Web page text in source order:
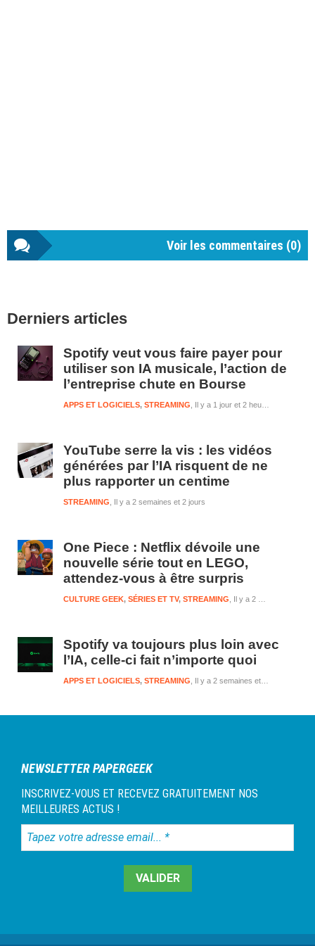
Voir les commentaires (0)
latérale
Derniers articles
Spotify veut vous faire payer pour
utiliser son IA musicale, l’action de
l’entreprise chute en Bourse
Il y a 1 jour et 2 heures
APPS ET LOGICIELS, STREAMING
YouTube serre la vis : les vidéos
générées par l’IA risquent de ne
plus rapporter un centime
Il y a 2 semaines et 2 jours
STREAMING
One Piece : Netflix dévoile une
nouvelle série tout en LEGO,
attendez-vous à être surpris
Il y a 2 semaines et 2 jours
CULTURE GEEK, SÉRIES ET TV, STREAMING
Spotify va toujours plus loin avec
l’IA, celle-ci fait n’importe quoi
Il y a 2 semaines et 2 jours
APPS ET LOGICIELS, STREAMING
NEWSLETTER PAPERGEEK
INSCRIVEZ-VOUS ET RECEVEZ GRATUITEMENT NOS
MEILLEURES ACTUS !
Tapez
votre